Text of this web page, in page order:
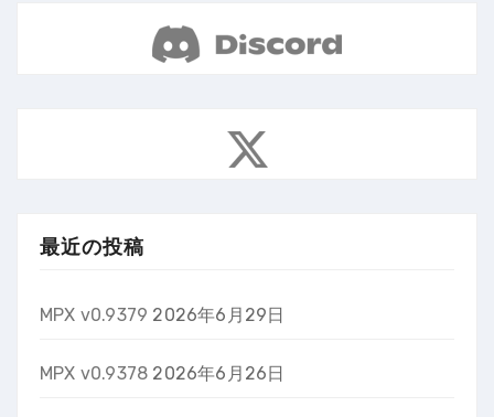
最近の投稿
MPX v0.9379 2026年6月29日
MPX v0.9378 2026年6月26日